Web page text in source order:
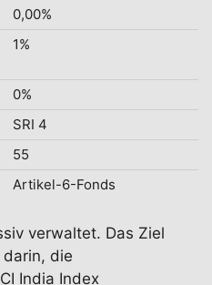
0,00%
1%
0%
SRI 4
55
Artikel-6-Fonds
verwaltet. Das Ziel
die
India Index